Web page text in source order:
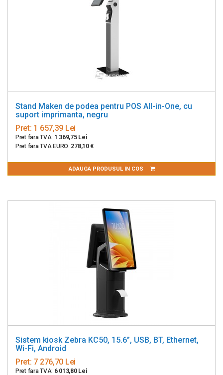
Stand Maken de podea pentru POS All-in-One, cu
suport imprimanta, negru
Pret: 1 657,39 Lei
Pret fara TVA: 1 369,75 Lei
Pret fara TVA EURO: 278,10 €
ADAUGA PRODUSUL IN COS
Sistem kiosk Zebra KC50, 15.6”, USB, BT, Ethernet,
Wi-Fi, Android
Pret: 7 276,70 Lei
Pret fara TVA: 6 013,80 Lei